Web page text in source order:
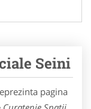
Seini
pagina